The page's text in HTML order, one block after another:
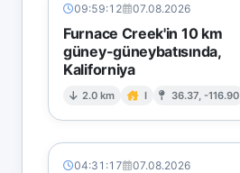
09:59:12 07.08.2026
Furnace Creek'in 10 km
güney-güneybatısında,
Kaliforniya
2.0 km I 36.37, -116.90
04:31:17 07.08.2026